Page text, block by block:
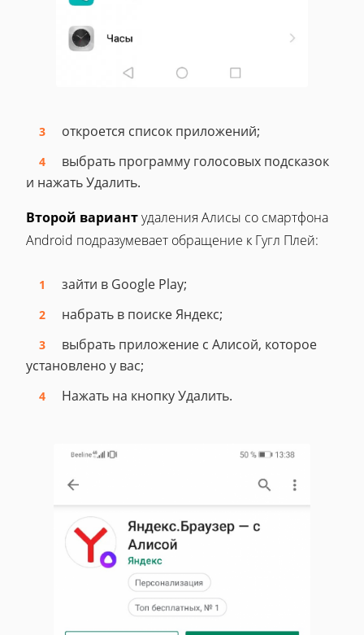
откроется список приложений;
выбрать программу голосовых подсказок
и нажать Удалить.
Второй вариантудаления Алисы со смартфона
Android подразумевает обращение к Гугл Плей:
зайти в Google Play;
набрать в поиске Яндекс;
выбрать приложение с Алисой, которое
установлено у вас;
Нажать на кнопку Удалить.